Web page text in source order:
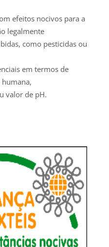
efeitos nocivos para a
legalmente
como pesticidas ou
em termos de
humana,
valor de pH.